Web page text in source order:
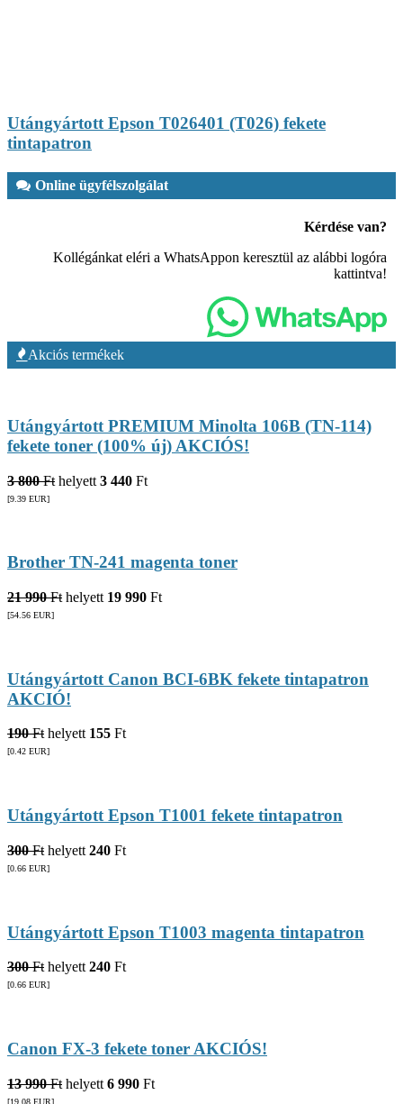
Utángyártott Epson T026401 (T026) fekete
tintapatron
Online ügyfélszolgálat
Kérdése van?
Kollégánkat eléri a WhatsAppon keresztül az alábbi logóra
kattintva!
Akciós termékek
Utángyártott PREMIUM Minolta 106B (TN-114)
fekete toner (100% új) AKCIÓS!
3 800 Ft helyett 3 440 Ft
[9.39 EUR]
Brother TN-241 magenta toner
21 990 Ft helyett 19 990 Ft
[54.56 EUR]
Utángyártott Canon BCI-6BK fekete tintapatron
AKCIÓ!
190 Fthelyett 155 Ft
[0.42 EUR]
Utángyártott Epson T1001 fekete tintapatron
300 Ft helyett 240 Ft
[0.66 EUR]
Utángyártott Epson T1003 magenta tintapatron
300 Ft helyett 240 Ft
[0.66 EUR]
Canon FX-3 fekete toner AKCIÓS!
13 990 Ft helyett 6 990 Ft
[19.08 EUR]